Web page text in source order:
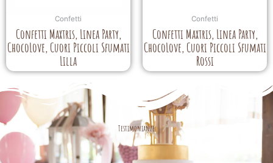
Confetti
Confetti Maxtris, Linea Party,
ChocoLove, Cuori Piccoli Sfumati
Lilla
Confetti
Confetti Maxtris, Linea Party,
ChocoLove, Cuori Piccoli Sfumati
Rossi
Testimonianze